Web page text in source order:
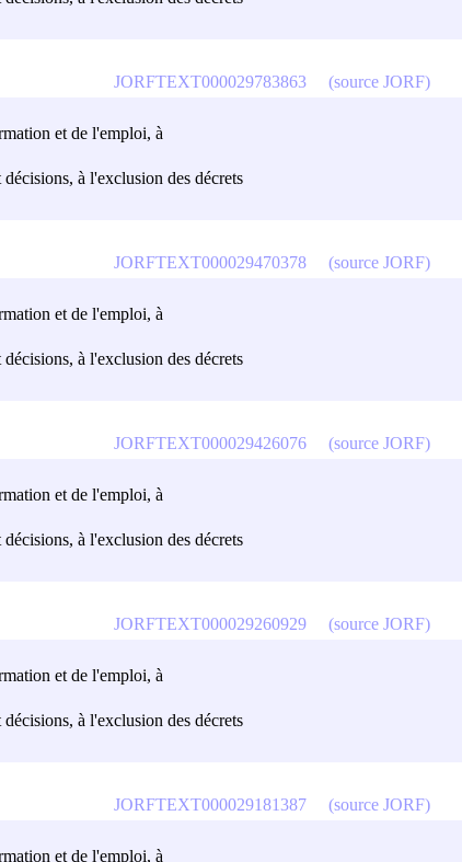
et de l'emploi, à
à l'exclusion des décrets
JORFTEXT000029783863 (source JORF)
et de l'emploi, à
à l'exclusion des décrets
JORFTEXT000029470378 (source JORF)
et de l'emploi, à
à l'exclusion des décrets
JORFTEXT000029426076 (source JORF)
et de l'emploi, à
à l'exclusion des décrets
JORFTEXT000029260929 (source JORF)
et de l'emploi, à
JORFTEXT000029181387 (source JORF)